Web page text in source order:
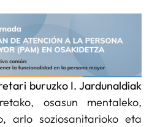
buruzko I. Jardunaldiak
osasun mentaleko,
arlo soziosanitarioko eta